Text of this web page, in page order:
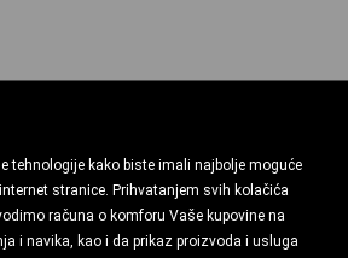
tehnologije kako biste imali najbolje moguće
stranice. Prihvatanjem svih kolačića
računa o komforu Vaše kupovine na
i navika, kao i da prikaz proizvoda i usluga